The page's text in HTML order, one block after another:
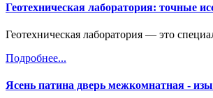
Геотехническая лаборатория: точные
Геотехническая лаборатория — это
Подробнее...
Ясень патина дверь межкомнатная -